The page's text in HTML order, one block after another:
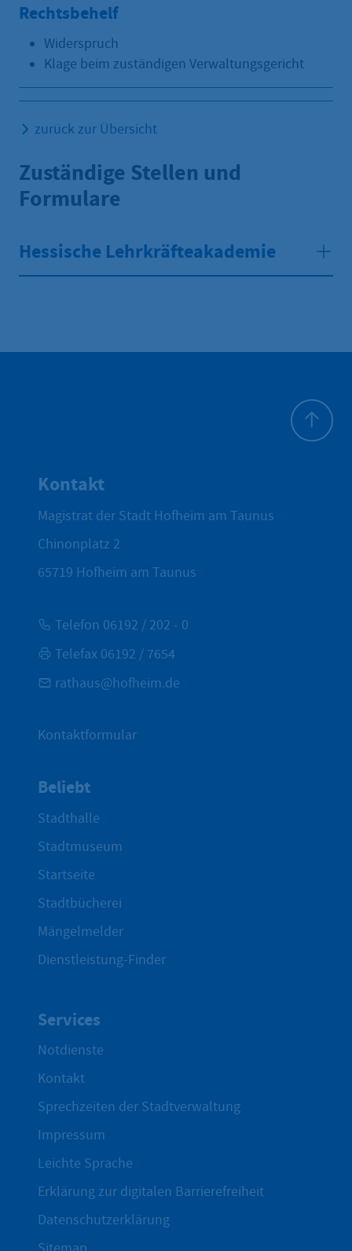
Rechtsbehelf
Widerspruch
Klage beim zuständigen Verwaltungsgericht
zurück zur Übersicht
Zuständige Stellen und
Formulare
Hessische Lehrkräfteakademie
Kontakt
Magistrat der Stadt Hofheim am Taunus
Chinonplatz 2
65719 Hofheim am Taunus
Telefon 06192 / 202 - 0
Telefax 06192 / 7654
rathaus@hofheim.de
Kontaktformular
Beliebt
Stadthalle
Stadtmuseum
Startseite
Stadtbücherei
Mängelmelder
Dienstleistung-Finder
Services
Notdienste
Kontakt
Sprechzeiten der Stadtverwaltung
Impressum
Leichte Sprache
Erklärung zur digitalen Barrierefreiheit
Datenschutzerklärung